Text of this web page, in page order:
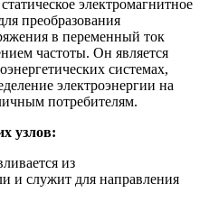
электромагнитное
преобразования
в переменный ток
частоты. Он является
системах,
электроэнергии на
потребителям.
узлов:
из
и служит для направления